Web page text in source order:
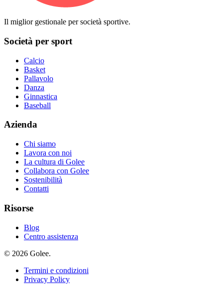
Il miglior gestionale per società sportive.
Società per sport
Calcio
Basket
Pallavolo
Danza
Ginnastica
Baseball
Azienda
Chi siamo
Lavora con noi
La cultura di Golee
Collabora con Golee
Sostenibilità
Contatti
Risorse
Blog
Centro assistenza
© 2026 Golee.
Termini e condizioni
Privacy Policy